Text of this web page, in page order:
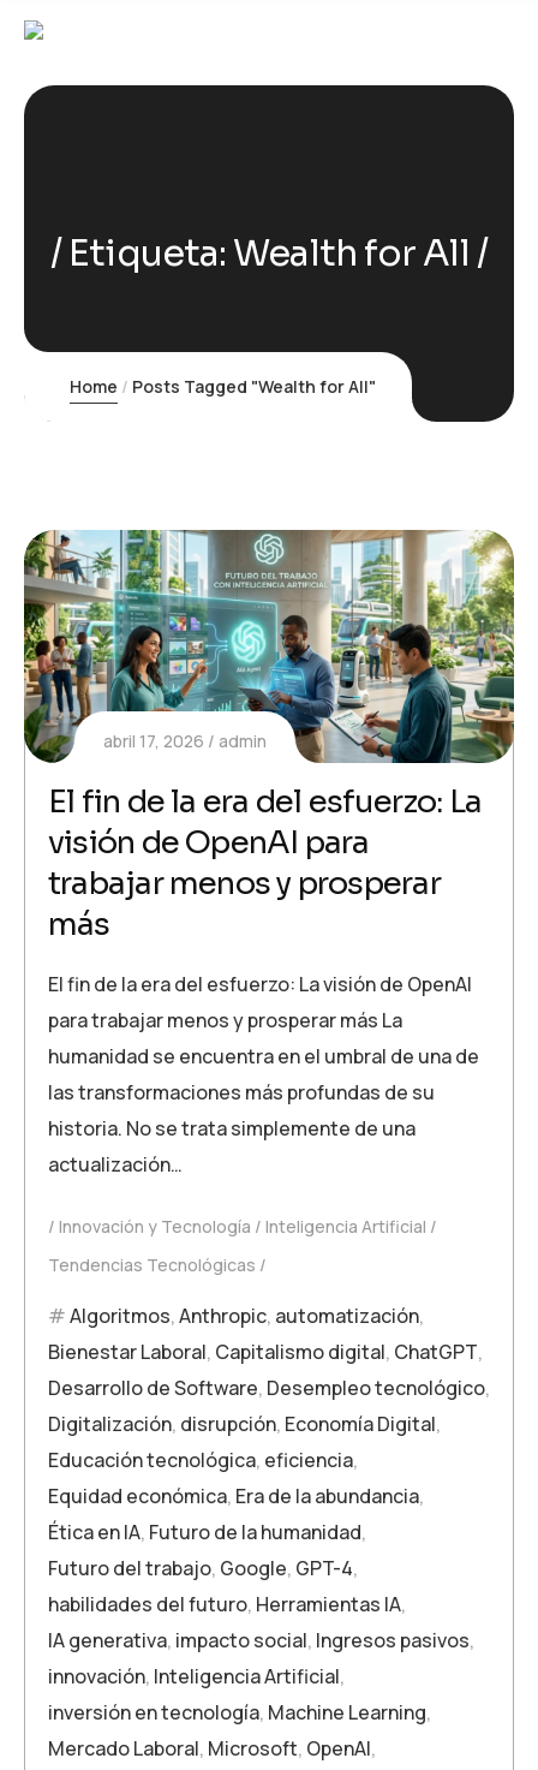
Etiqueta: Wealth for All
Home Posts Tagged "Wealth for All"
abril 17, 2026 admin
El fin de la era del esfuerzo: La
visión de OpenAI para
trabajar menos y prosperar
más
El fin de la era del esfuerzo: La visión de OpenAI
para trabajar menos y prosperar más La
humanidad se encuentra en el umbral de una de
las transformaciones más profundas de su
historia. No se trata simplemente de una
actualización…
Innovación y Tecnología
Inteligencia Artificial
Tendencias Tecnológicas
Algoritmos,Anthropic, automatización,
Bienestar Laboral, Capitalismo digital, ChatGPT,
Desarrollo de Software, Desempleo tecnológico,
Digitalización, disrupción, Economía Digital,
Educación tecnológica, eficiencia,
Equidad económica, Era de la abundancia,
Ética en IA, Futuro de la humanidad,
Futuro del trabajo, Google, GPT-4,
habilidades del futuro, Herramientas IA,
IA generativa, impacto social, Ingresos pasivos,
innovación, Inteligencia Artificial,
inversión en tecnología, Machine Learning,
Mercado Laboral, Microsoft, OpenAI,